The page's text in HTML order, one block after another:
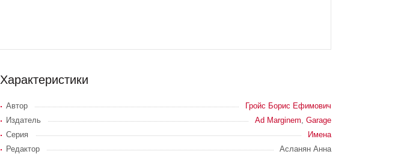
Характеристики
Автор
Гройс Борис Ефимович
Издатель
Ad Marginem Garage
Серия
Имена
Редактор
Асланян Анна